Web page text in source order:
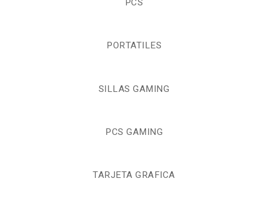
PORTATILES
SILLAS GAMING
PCS GAMING
TARJETA GRAFICA